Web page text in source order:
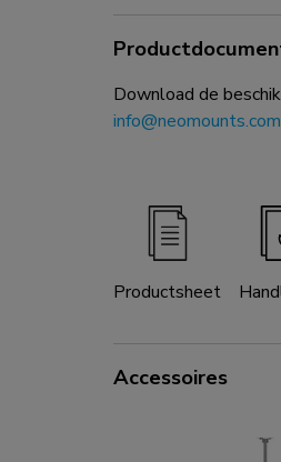
Download de
info@neomounts.com
Productsheet
Accessoires